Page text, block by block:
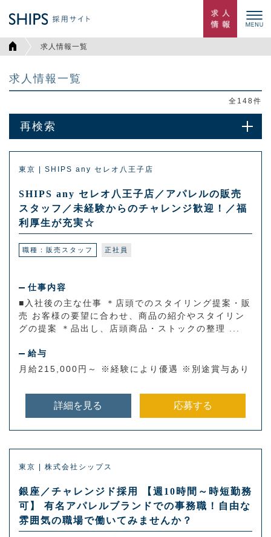
求人情報一覧
求人情報一覧
全 148件
再検索
東京 | SHIPS any セレオ八王子店
SHIPS any セレオ八王子店／アパレルの販売
スタッフ／未経験からのチャレンジ歓迎！／福
利厚生が充実☆
職種：販売スタッフ 正社員
仕事内容
■入社後の主な仕事 ＊店頭でのスタイリング提案・販
売 お客様の要望に合わせ、商品の紹介やスタイリン
グの提案 ＊品出し、店頭商品・ストックの整理 ...
給与
月給215,000円～ ※経験により優遇 ※別途賞与あり
詳細を見る 応募する
東京 | 株式会社シップス
銀座／チャレンジド採用 【週10時間～時短勤務
可】 有名アパレルブランドでの事務職！自由な
雰囲気の職場で働いてみませんか？